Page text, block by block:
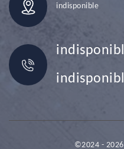
indisponible
©2024 -